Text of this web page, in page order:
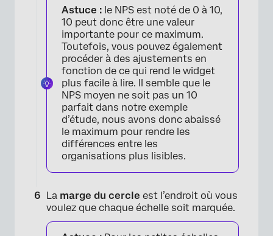
×
Astuce : le NPS est noté de 0 à 10,
10 peut donc être une valeur
importante pour ce maximum.
Toutefois, vous pouvez également
procéder à des ajustements en
fonction de ce qui rend le widget
plus facile à lire. Il semble que le
NPS moyen ne soit pas un 10
parfait dans notre exemple
d’étude, nous avons donc abaissé
le maximum pour rendre les
différences entre les
organisations plus lisibles.
La marge du cercle est l’endroit où vous
voulez que chaque échelle soit marquée.